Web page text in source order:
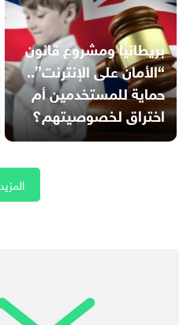
بريطانيا ومشروع قانون
“الأمان على الإنترنت”..
حماية للمستخدمين أم
اختراق لخصوصيتهم؟